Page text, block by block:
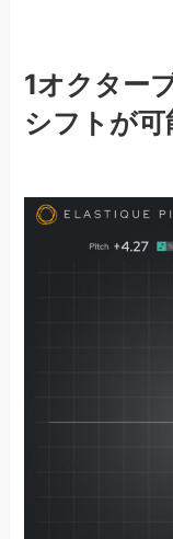
1オクター
シフトが可